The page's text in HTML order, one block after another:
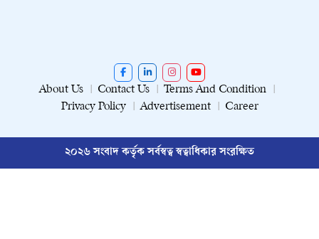
About Us Contact Us
Terms And Condition
Privacy Policy
Advertisement Career
২০২৬ সংবাদ কর্তৃক সর্বস্বত্ব স্বত্বাধিকার সংরক্ষিত